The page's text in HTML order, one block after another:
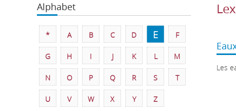
Les
Alphabet
* A B C D E F
G H I J K L M
N O P Q R S T
U V W X Y Z